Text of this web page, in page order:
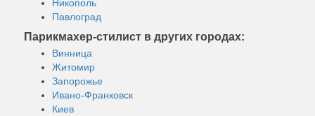
Никополь
Павлоград
Парикмахер-стилист в других городах:
Винница
Житомир
Запорожье
Ивано-Франковск
Киев